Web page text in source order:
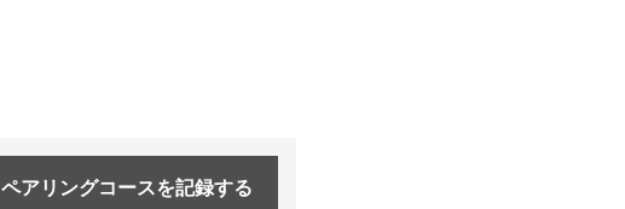
ペアリングコースを記録する